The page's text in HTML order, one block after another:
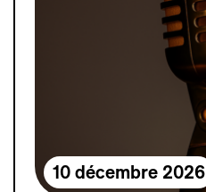
10 décembre 2026